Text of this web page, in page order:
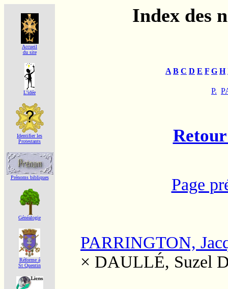
Accueil
du site
L'idée
Identifier les
Protestants
Prénoms bibliques
Généalogie
Réforme á
St Quentin
Index des
A B C D E F G H
P.
Page
PARRINGTON,
× DAULLÉ, Suzel